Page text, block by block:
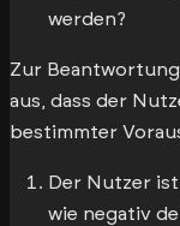
werden?
Zur
aus, dass der
bestimmter
Der Nutzer
wie negativ